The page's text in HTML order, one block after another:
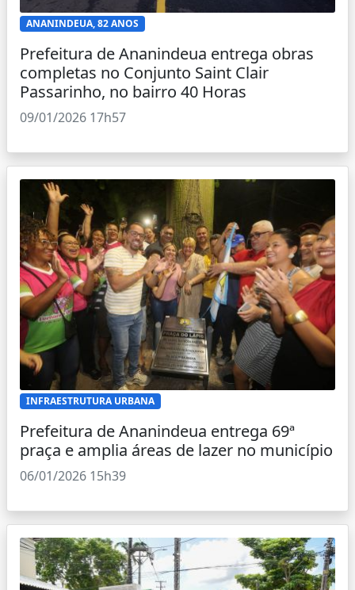
ANANINDEUA, 82 ANOS
Prefeitura de Ananindeua entrega obras
completas no Conjunto Saint Clair
Passarinho, no bairro 40 Horas
09/01/2026 17h57
INFRAESTRUTURA URBANA
Prefeitura de Ananindeua entrega 69ª
praça e amplia áreas de lazer no município
06/01/2026 15h39